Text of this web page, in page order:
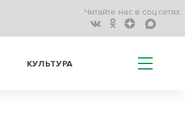
Читайте нас в соц.сетях:
КУЛЬТУРА